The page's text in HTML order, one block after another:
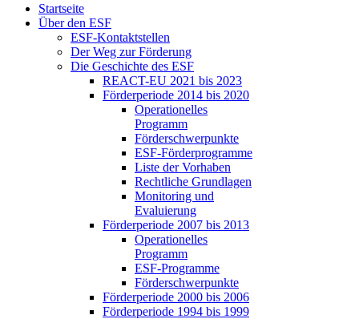
Start­sei­te
Über den ESF
ESF-Kon­takt­stel­len
Der Weg zur För­de­rung
Die Ge­schich­te des ESF
RE­ACT-EU 2021 bis 2023
För­der­pe­ri­ode 2014 bis 2020
Ope­ra­tio­nel­les
Pro­gramm
För­der­schwer­punk­te
ESF-För­der­pro­gram­me
Lis­te der Vor­ha­ben
Recht­li­che Grund­la­gen
Mo­ni­to­ring und
Eva­lu­ie­rung
För­der­pe­ri­ode 2007 bis 2013
Ope­ra­tio­nel­les
Pro­gramm
ESF-Pro­gram­me
För­der­schwer­punk­te
För­der­pe­ri­ode 2000 bis 2006
För­der­pe­ri­ode 1994 bis 1999